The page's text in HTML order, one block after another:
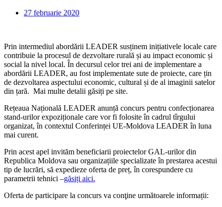
27 februarie 2020
Prin intermediul abordării LEADER susținem inițiativele locale care
contribuie la procesul de dezvoltare rurală și au impact economic și
social la nivel local. În decursul celor trei ani de implementare a
abordării LEADER, au fost implementate sute de proiecte, care țin
de dezvoltarea aspectului economic, cultural și de al imaginii satelor
din țară. Mai multe detalii găsiți pe site.
Rețeaua Națională LEADER anunță concurs pentru confecționarea
stand-urilor expoziționale care vor fi folosite în cadrul tîrgului
organizat, în contextul Conferinței UE-Moldova LEADER în luna
mai curent.
Prin acest apel invităm beneficiarii proiectelor GAL-urilor din
Republica Moldova sau organizațiile specializate în prestarea acestui
tip de lucrări, să expedieze oferta de preț, în corespundere cu
parametrii tehnici –găsiți aici.
Oferta de participare la concurs va conţine următoarele informații: